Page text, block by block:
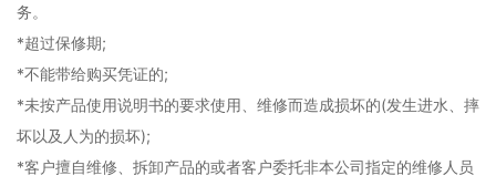
务。
*超过保修期;
*不能带给购买凭证的;
*未按产品使用说明书的要求使用、维修而造成损坏的(发生进水、摔
坏以及人为的损坏);
*客户擅自维修、拆卸产品的或者客户委托非本公司指定的维修人员